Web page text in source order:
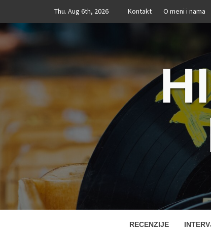
content
Thu. Aug 6th, 2026 Kontakt O meni i nama
RECENZIJE